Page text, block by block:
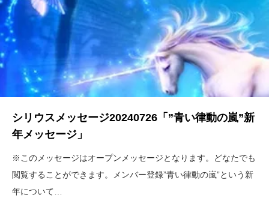
シリウスメッセージ20240726「”青い律動の嵐”新
年メッセージ」
※このメッセージはオープンメッセージとなります。どなたでも
閲覧することができます。メンバー登録”青い律動の嵐”という新
年について…